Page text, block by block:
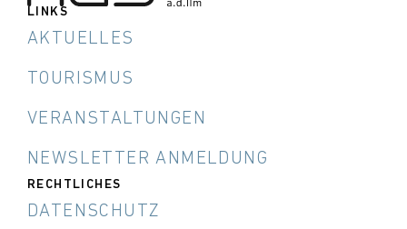
LINKS
AKTUELLES
TOURISMUS
VERANSTALTUNGEN
NEWSLETTER ANMELDUNG
RECHTLICHES
DATENSCHUTZ